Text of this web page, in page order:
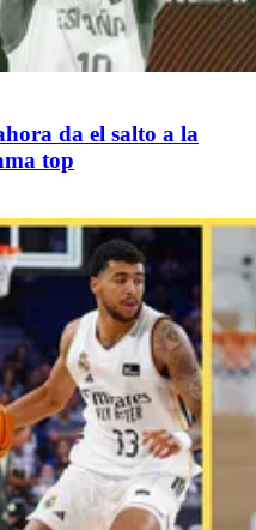
da el salto a la
top